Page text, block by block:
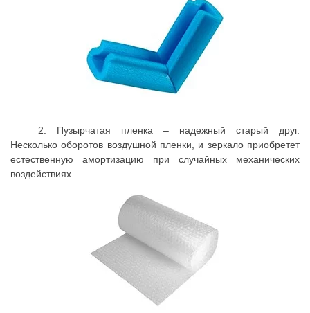
2. Пузырчатая пленка – надежный старый друг.
Несколько оборотов воздушной пленки, и зеркало приобретет
естественную амортизацию при случайных механических
воздействиях.